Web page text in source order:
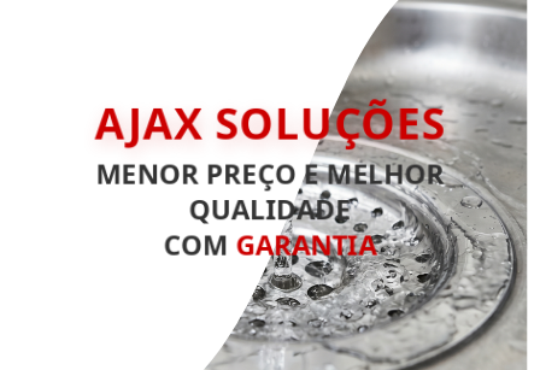
AJAX SOLUÇÕES
MENOR PREÇO E MELHOR
QUALIDADE
COM GARANTIA